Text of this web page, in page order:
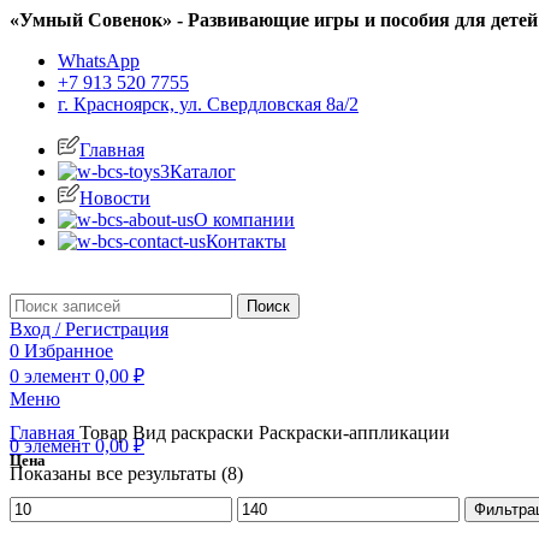
«Умный Совенок» - Развивающие игры и пособия для детей
WhatsApp
+7 913 520 7755
г. Красноярск, ул. Свердловская 8а/2
Главная
Каталог
Новости
О компании
Контакты
Поиск
Вход / Регистрация
0 Избранное
0 элемент 0,00 ₽
Меню
0элемент 0,00₽
Главная Товар Вид раскраски Раскраски-аппликации
Показаны все результаты (8)
Цена
Минимальная
цена
Максимальная
цена